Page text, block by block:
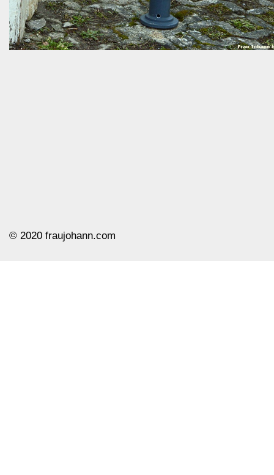
© ️2020 fraujohann.com